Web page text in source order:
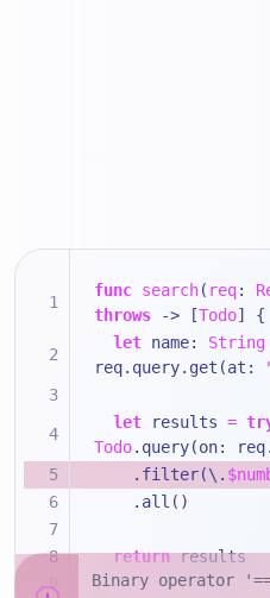
func search( req:
throws -> [Todo] {
let name: String
req.query.get(at:
let results =
Todo.query(on:
    .filter(\.
    .all()
return results
}
Binary operator